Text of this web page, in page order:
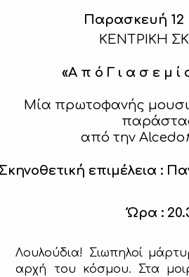
Παρασκευή 12
KΕΝΤΡΙΚΗ
«Α π ό Γ ι α σ ε μ ί
Μία πρωτοφανής
από τηνAlcedo
επιμέλεια :
Ώρα :
Λουλούδια! Σιωπηλοί
αρχή του κόσμου. Στα